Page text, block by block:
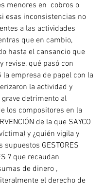
menores en  cobros o
esas inconsistencias no
a las actividades
que en cambio,
hasta el cansancio que
revise, qué pasó con
la empresa de papel con la
la actividad y
detrimento al
los compositores en la
de la que SAYCO
y ¿quién vigila y
supuestos GESTORES
? que recaudan
de dinero ,
el derecho de